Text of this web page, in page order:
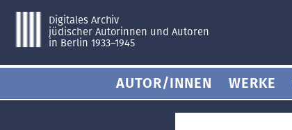
Digitales Archiv
jüdischer Autorinnen und Autoren
in Berlin 1933–1945
AUTOR/INNEN WERKE